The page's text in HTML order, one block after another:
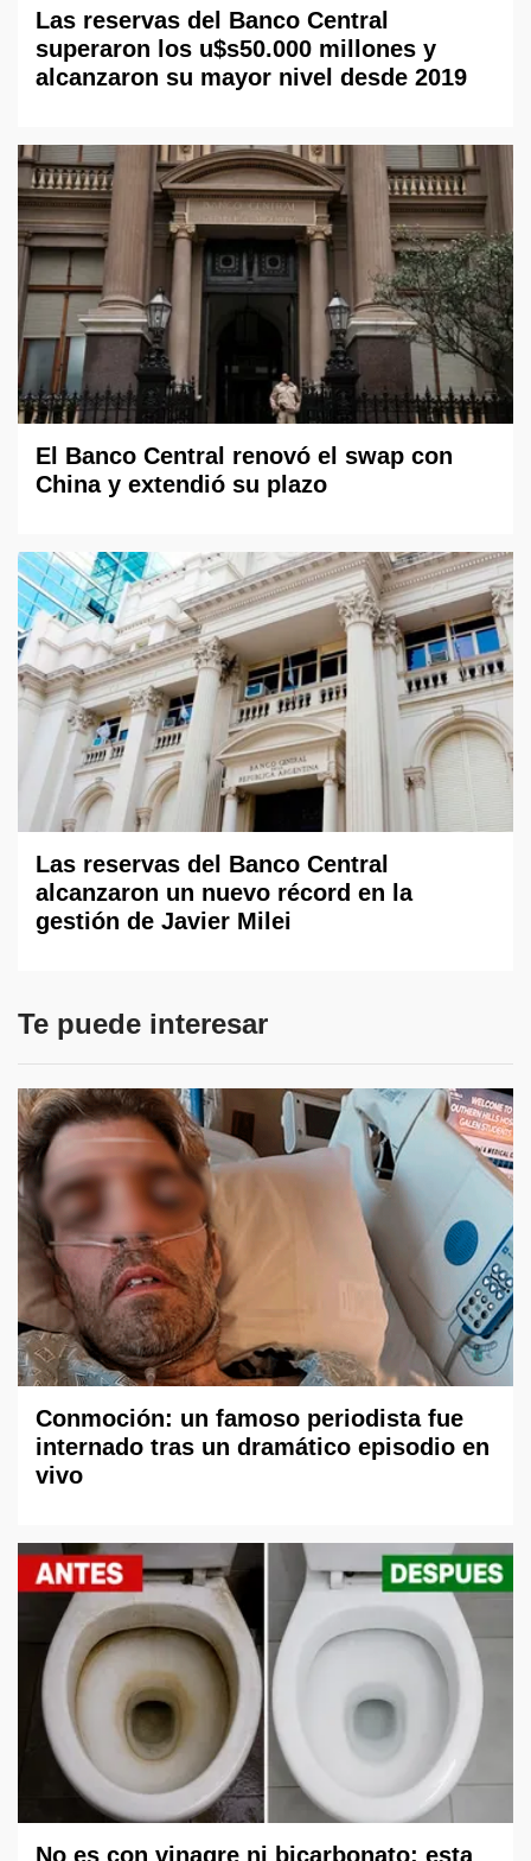
Las reservas del Banco Central
superaron los u$s50.000 millones y
alcanzaron su mayor nivel desde 2019
El Banco Central renovó el swap con
China y extendió su plazo
Las reservas del Banco Central
alcanzaron un nuevo récord en la
gestión de Javier Milei
Te puede interesar
Conmoción: un famoso periodista fue
internado tras un dramático episodio en
vivo
No es con vinagre ni bicarbonato: esta